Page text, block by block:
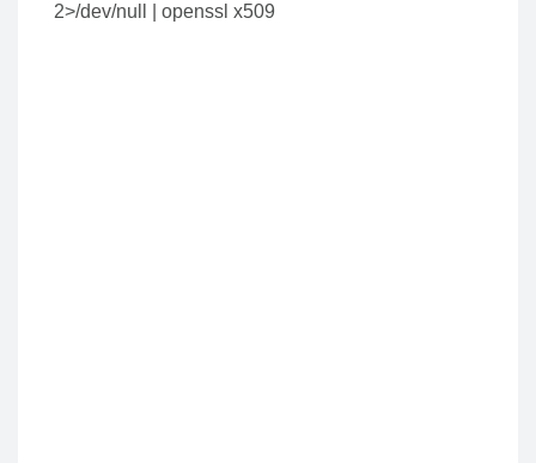
2>/dev/null | openssl x509